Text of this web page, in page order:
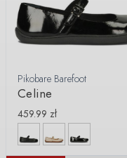
Pikobare Barefoot
Celine
459.99 zł